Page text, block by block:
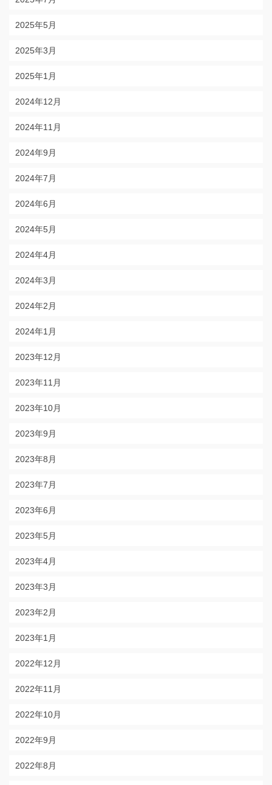
2025年5月
2025年3月
2025年1月
2024年12月
2024年11月
2024年9月
2024年7月
2024年6月
2024年5月
2024年4月
2024年3月
2024年2月
2024年1月
2023年12月
2023年11月
2023年10月
2023年9月
2023年8月
2023年7月
2023年6月
2023年5月
2023年4月
2023年3月
2023年2月
2023年1月
2022年12月
2022年11月
2022年10月
2022年9月
2022年8月